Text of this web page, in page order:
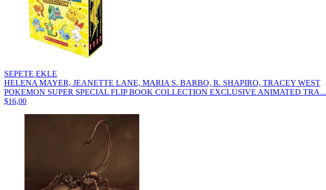
SEPETE EKLE
HELENA MAYER, JEANETTE LANE, MARIA S. BARBO, R. SHAPIRO, TRACEY WEST
POKEMON SUPER SPECIAL FLIP BOOK COLLECTION EXCLUSIVE ANIMATED TRA...
$16,00